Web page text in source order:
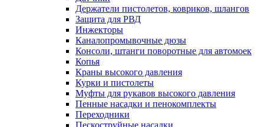
Держатели пистолетов, ковриков, шлангов
Защита для РВД
Инжекторы
Каналопромывочные дюзы
Консоли, штанги поворотные для автомоек
Копья
Краны высокого давления
Курки и пистолеты
Муфты для рукавов высокого давления
Пенные насадки и пенокомплекты
Переходники
Пескоструйные насадки